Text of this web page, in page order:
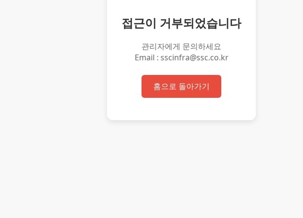
접근이 거부되었습니다
관리자에게 문의하세요
Email : sscinfra@ssc.co.kr
홈으로 돌아가기